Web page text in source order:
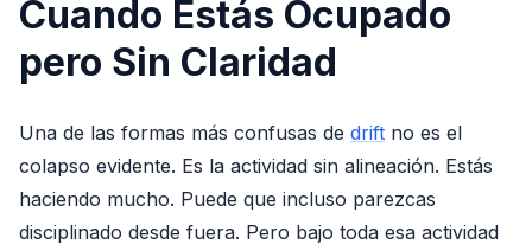
Cuando Estás Ocupado
pero Sin Claridad
Una de las formas más confusas de drift no es el
colapso evidente. Es la actividad sin alineación. Estás
haciendo mucho. Puede que incluso parezcas
disciplinado desde fuera. Pero bajo toda esa actividad